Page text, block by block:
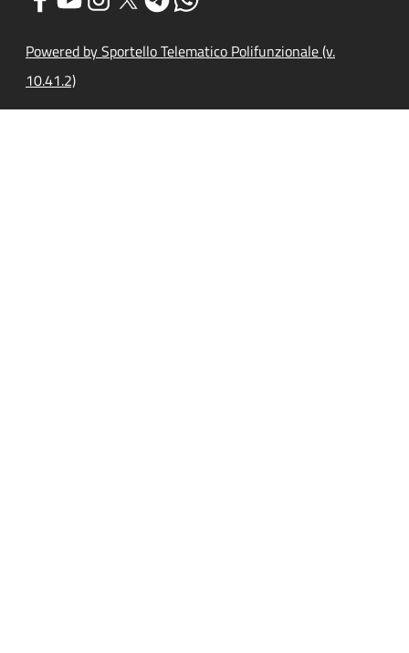
Powered by Sportello Telematico Polifunzionale (v.
10.41.2)